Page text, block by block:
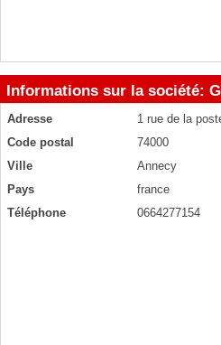
Informations sur la société:
Adresse
1 rue de la
Code postal
74000
Ville
Annecy
Pays
france
Téléphone
0664277154